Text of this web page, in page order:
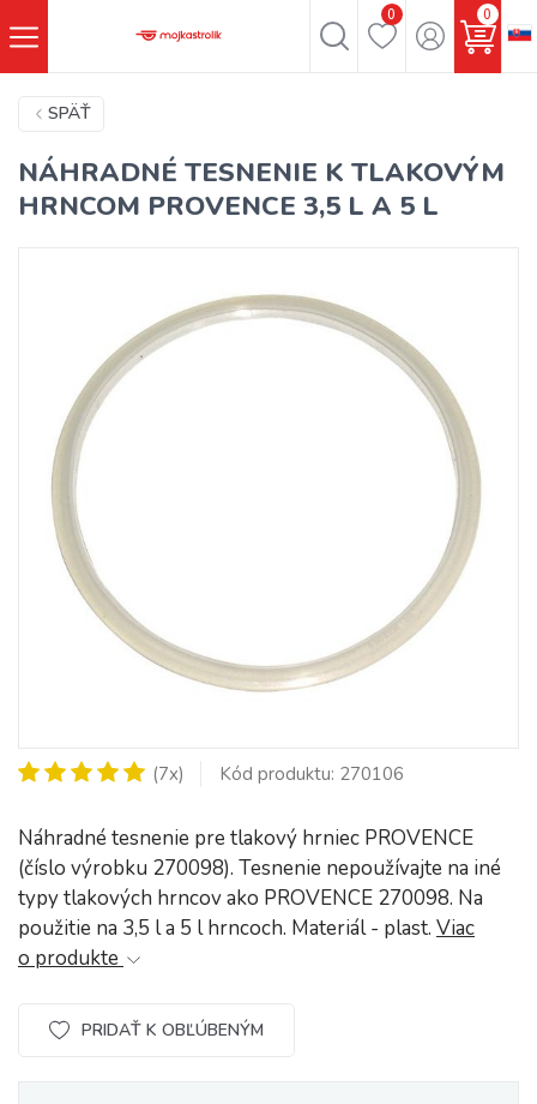
0 0
SPÄŤ
NÁHRADNÉ TESNENIE K TLAKOVÝM
HRNCOM PROVENCE 3,5 L A 5 L
(7x) Kód produktu: 270106
Náhradné tesnenie pre tlakový hrniec PROVENCE
(číslo výrobku 270098). Tesnenie nepoužívajte na iné
typy tlakových hrncov ako PROVENCE 270098. Na
použitie na 3,5 l a 5 l hrncoch. Materiál - plast. Viac
o produkte
PRIDAŤ K OBĽÚBENÝM